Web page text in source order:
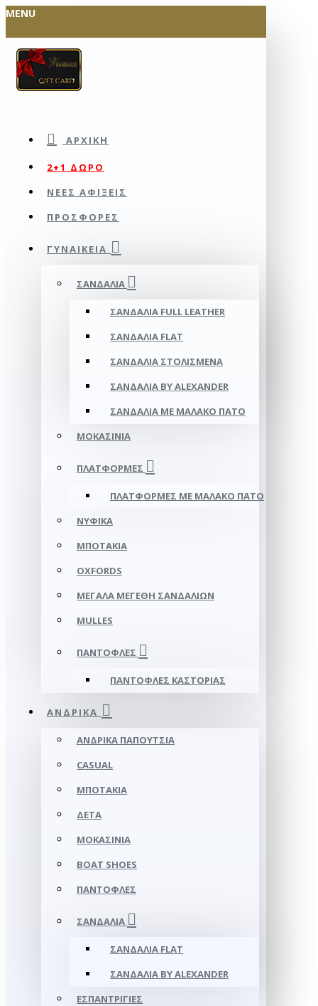
MENU
ΑΡΧΙΚΉ
2+1 ΔΩΡΟ
ΝΕΕΣ ΑΦΙΞΕΙΣ
ΠΡΟΣΦΟΡΕΣ
ΓΥΝΑΙΚΕΊΑ
ΣΑΝΔΆΛΙΑ
ΣΑΝΔΆΛΙΑ FULL LEATHER
ΣΑΝΔΆΛΙΑ FLAT
ΣΑΝΔΆΛΙΑ ΣΤΟΛΙΣΜΈΝΑ
ΣΑΝΔΆΛΙΑ BY ALEXANDER
ΣΑΝΔΆΛΙΑ ΜΕ ΜΑΛΑΚΌ ΠΆΤΟ
ΜΟΚΑΣΊΝΙΑ
ΠΛΑΤΦΌΡΜΕΣ
ΠΛΑΤΦΟΡΜΕΣ ΜΕ ΜΑΛΑΚΟ ΠΑΤΟ
ΝΥΦΙΚΆ
ΜΠΟΤΆΚΙΑ
OXFORDS
ΜΕΓΆΛΑ ΜΕΓΈΘΗ ΣΑΝΔΑΛΙΏΝ
MULLES
ΠΑΝΤΌΦΛΕΣ
ΠΑΝΤΌΦΛΕΣ ΚΑΣΤΟΡΙΆΣ
ΑΝΔΡΙΚΆ
ΑΝΔΡΙΚΆ ΠΑΠΟΎΤΣΙΑ
CASUAL
ΜΠΟΤΆΚΙΑ
ΔΕΤΆ
ΜΟΚΑΣΊΝΙΑ
BOAT SHOES
ΠΑΝΤΌΦΛΕΣ
ΣΑΝΔΆΛΙΑ
ΣΑΝΔΆΛΙΑ FLAT
ΣΑΝΔΆΛΙΑ BY ALEXANDER
ΕΣΠΑΝΤΡΊΓΙΕΣ